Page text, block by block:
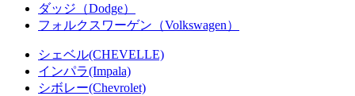
ダッジ（Dodge）
フォルクスワーゲン（Volkswagen）
シェベル(CHEVELLE)
インパラ(Impala)
シボレー(Chevrolet)